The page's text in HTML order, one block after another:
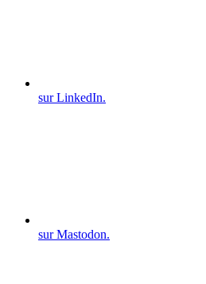
sur LinkedIn.
sur Mastodon.